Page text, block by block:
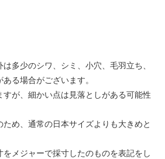
多少のシワ、シミ、小穴、毛羽立ち、
る場合がございます。
が、細かい点は見落としがある可能性
め、通常の日本サイズよりも大きめと
メジャーで採寸したのものを表記をし